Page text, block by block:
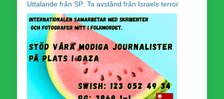
Uttalande från SP: Ta avstånd från Israels terror